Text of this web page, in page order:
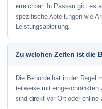
erreichbar. In Passau gibt es
spezifische Abteilungen wie
Leistungsabteilung.
Zu welchen Zeiten ist die
Die Behörde hat in der Regel
teilweise mit eingeschränkten
sind direkt vor Ort oder online